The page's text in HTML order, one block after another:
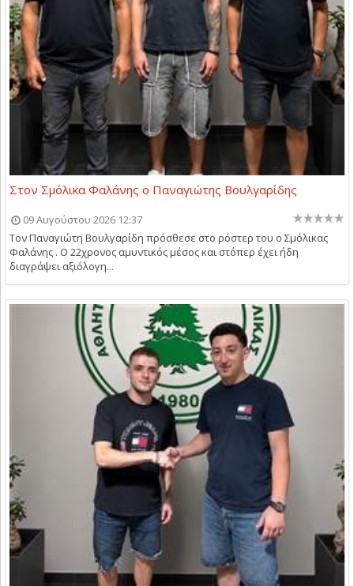
Στον Σμόλικα Φαλάνης ο Παναγιώτης Βουλγαρίδης
09 Αυγούστου 2026 12:37
Τον Παναγιώτη Βουλγαρίδη πρόσθεσε στο ρόστερ του ο Σμόλικας
Φαλάνης . Ο 22χρονος αμυντικός μέσος και στόπερ έχει ήδη
διαγράψει αξιόλογη...